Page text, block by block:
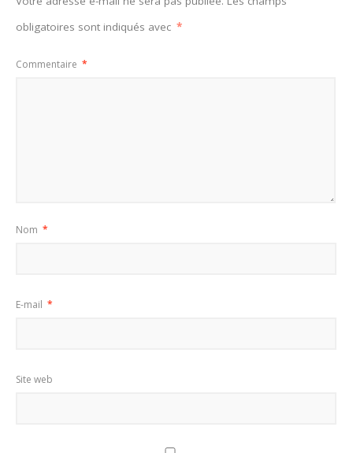
obligatoires sont indiqués avec *
Commentaire *
Nom *
E-mail *
Site web